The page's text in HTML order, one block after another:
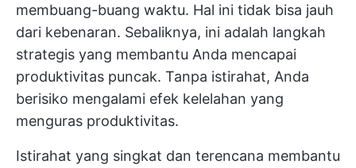
membuang-buang waktu. Hal ini tidak bisa jauh
dari kebenaran. Sebaliknya, ini adalah langkah
strategis yang membantu Anda mencapai
produktivitas puncak. Tanpa istirahat, Anda
berisiko mengalami efek kelelahan yang
menguras produktivitas.
Istirahat yang singkat dan terencana membantu